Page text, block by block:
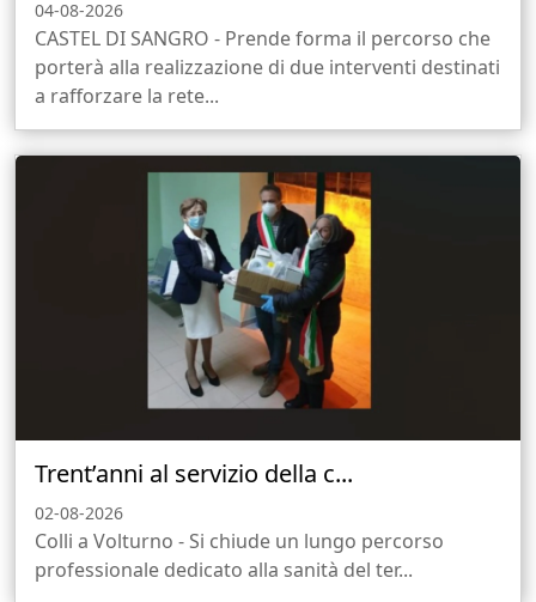
04-08-2026
CASTEL DI SANGRO - Prende forma il percorso che
porterà alla realizzazione di due interventi destinati
a rafforzare la rete...
Trent’anni al servizio della c...
02-08-2026
Colli a Volturno - Si chiude un lungo percorso
professionale dedicato alla sanità del ter...